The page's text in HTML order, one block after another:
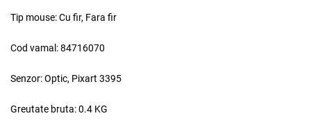
Tip mouse:Cu fir, Fara fir
Cod vamal:84716070
Senzor:Optic, Pixart 3395
Greutate bruta:0.4 KG